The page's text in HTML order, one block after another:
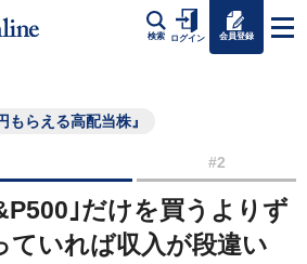
検索 ログイン 会員登録
もらえる高配当株』
#2
｣だけを買うよりず
いれば収入が段違い